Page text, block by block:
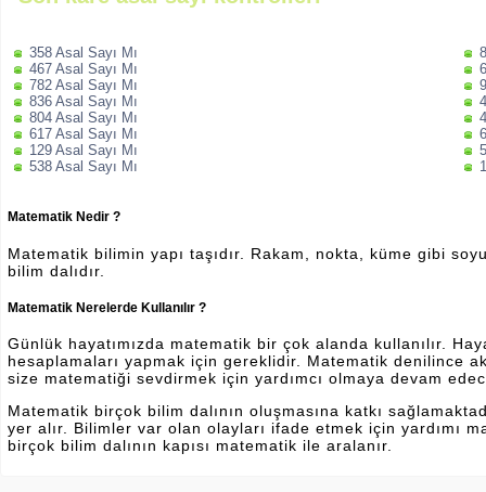
358 Asal Sayı Mı
467 Asal Sayı Mı
782 Asal Sayı Mı
836 Asal Sayı Mı
804 Asal Sayı Mı
617 Asal Sayı Mı
129 Asal Sayı Mı
538 Asal Sayı Mı
Matematik Nedir ?
Matematik bilimin yapı taşıdır. Rakam, nokta, küme gibi
bilim dalıdır.
Matematik Nerelerde Kullanılır ?
Günlük hayatımızda matematik bir çok alanda kullanılır.
hesaplamaları yapmak için gereklidir. Matematik denilince
size matematiği sevdirmek için yardımcı olmaya devam
Matematik birçok bilim dalının oluşmasına katkı
yer alır. Bilimler var olan olayları ifade etmek için yardımı
birçok bilim dalının kapısı matematik ile aralanır.